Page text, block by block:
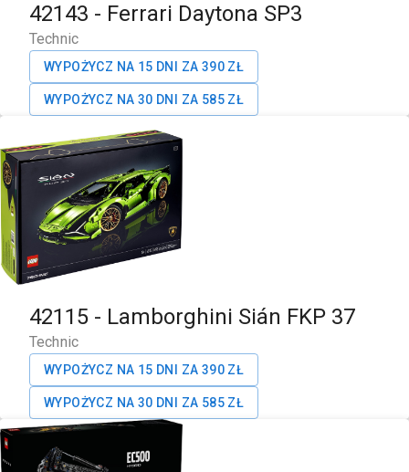
42143 - Ferrari Daytona SP3
Technic
WYPOŻYCZ NA 15 DNI ZA 390 ZŁ
WYPOŻYCZ NA 30 DNI ZA 585 ZŁ
42115 - Lamborghini Sián FKP 37
Technic
WYPOŻYCZ NA 15 DNI ZA 390 ZŁ
WYPOŻYCZ NA 30 DNI ZA 585 ZŁ